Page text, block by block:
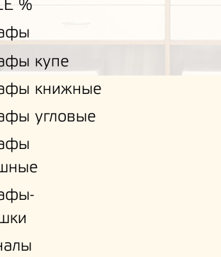
%
купе
книжные
угловые